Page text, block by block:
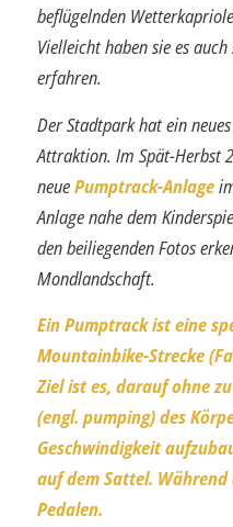
beflügelnden
Vielleicht haben sie es
erfahren.
Der Stadtpark hat ein
Attraktion. Im Spät-Herbst
neuePumptrack-Anlage
Anlage nahe dem
den bei­liegenden Fotos
Mondlandschaft.
Ein Pumptrack ist eine
Mountainbike-Strecke
Ziel ist es, darauf ohne
(engl. pumping) des
Geschwindigkeit
auf dem Sattel.
Pedalen.